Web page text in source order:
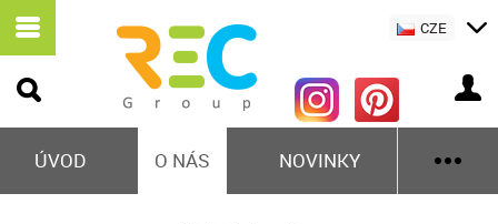
ÚVOD O NÁS NOVINKY
CZE